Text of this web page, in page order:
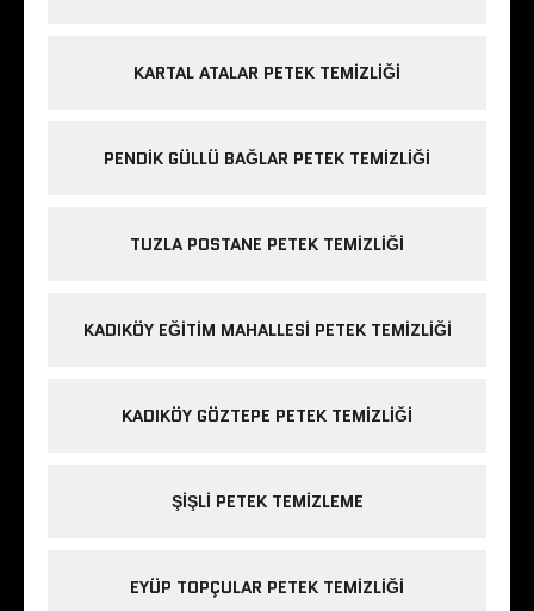
KARTAL ATALAR PETEK TEMIZLIĞI
PENDIK GÜLLÜ BAĞLAR PETEK TEMIZLIĞI
TUZLA POSTANE PETEK TEMIZLIĞI
KADIKÖY EĞITIM MAHALLESI PETEK TEMIZLIĞI
KADIKÖY GÖZTEPE PETEK TEMIZLIĞI
ŞIŞLI PETEK TEMIZLEME
EYÜP TOPÇULAR PETEK TEMIZLIĞI